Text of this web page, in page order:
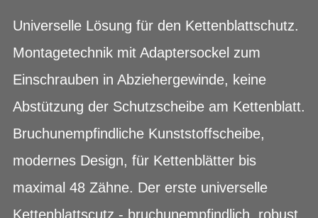
Universelle Lösung für den Kettenblattschutz.
Montagetechnik mit Adaptersockel zum
Einschrauben in Abziehergewinde, keine
Abstützung der Schutzscheibe am Kettenblatt.
Bruchunempfindliche Kunststoffscheibe,
modernes Design, für Kettenblätter bis
maximal 48 Zähne. Der erste universelle
Kettenblattscutz - bruchunempfindlich, robust,